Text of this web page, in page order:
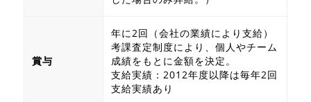
賞与
年に2回（会社の業績により支給）
考課査定制度により、個人やチーム
成績をもとに金額を決定。
支給実績：2012年度以降は毎年2回
支給実績あり